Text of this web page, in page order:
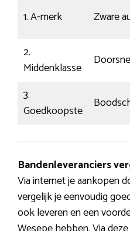
1. A-merk Zware
2.
Middenklasse
3.
Goedkoopste
Bandenleveranciers
Via internet je aankopen
vergelijk je eenvoudig
ook leveren en een